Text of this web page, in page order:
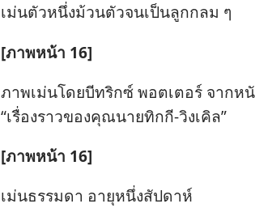
เม่น​ตัว​หนึ่ง​ม้วน​ตัว​จน​เป็น​ลูก​กลม ๆ
[ภาพ​หน้า 16]
ภาพ​เม่น​โดย​บีทริกซ์ พอตเตอร์ จาก​ห
“เรื่อง​ราว​ของ​คุณนาย​ทิกกี-วิงเคิล”
[ภาพ​หน้า 16]
เม่น​ธรรมดา อายุ​หนึ่ง​สัปดาห์